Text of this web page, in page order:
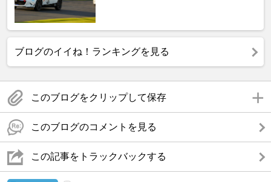
ブログのイイね！ランキングを見る
このブログをクリップして保存
このブログのコメントを見る
この記事をトラックバックする